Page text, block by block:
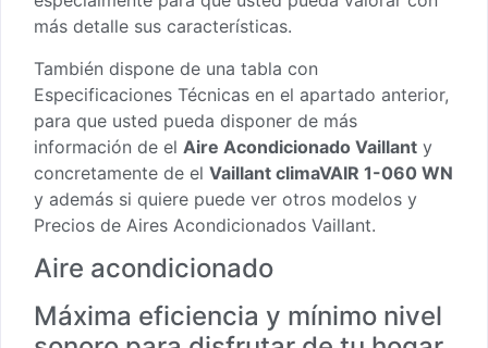
más detalle sus características.
También dispone de una tabla con
Especificaciones Técnicas en el apartado anterior,
para que usted pueda disponer de más
información de el Aire Acondicionado Vaillant y
concretamente de el Vaillant climaVAIR 1-060 WN
y además si quiere puede ver otros modelos y
Precios de Aires Acondicionados Vaillant.
Aire acondicionado
Máxima eficiencia y mínimo nivel